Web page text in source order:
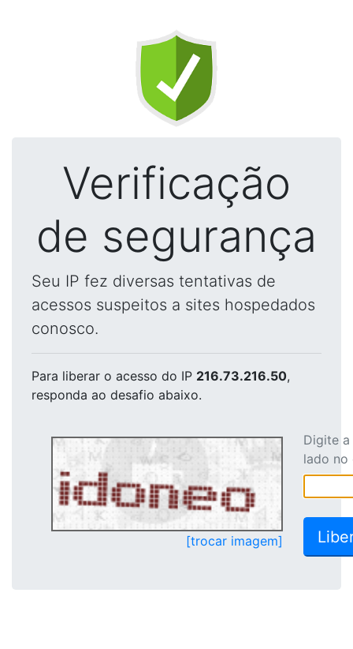
Verificação
de segurança
Seu IP fez diversas tentativas de
acessos suspeitos a sites hospedados
conosco.
Para liberar o acesso do IP 216.73.216.50,
responda ao desafio abaixo.
[trocar imagem]
Digite
lado no